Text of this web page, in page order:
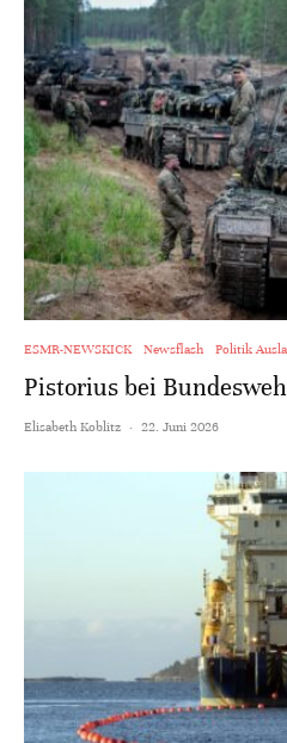
ESMR-NEWSKICK Newsflash Politik
Pistorius bei
Elisabeth Koblitz · 22. Juni 2026